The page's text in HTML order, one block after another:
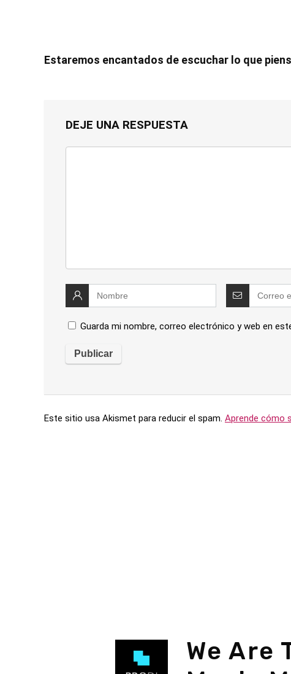
Estaremos encantados de escuchar lo que
DEJE UNA RESPUESTA
Guarda mi nombre, correo electrónico y web en
Este sitio usa Akismet para reducir el spam. Aprende cómo
We Are